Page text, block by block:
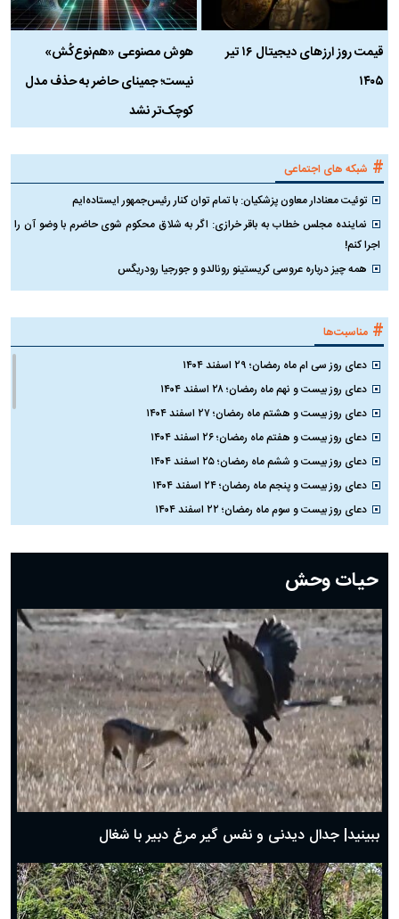
قیمت روز ارز‌های دیجیتال ۱۶ تیر
۱۴۰۵
هوش مصنوعی «هم‌نوع‌کُش»
نیست؛ جمینای حاضر به حذف مدل
کوچک‌تر نشد
# شبکه های اجتماعی
توئیت معنادار معاون پزشکیان: با تمام توان کنار رئیس‌جمهور ایستاده‌ایم
نماینده مجلس خطاب به باقر خرازی: اگر به شلاق محکوم شوی حاضرم با وضو آن را
اجرا کنم!
همه چیز درباره عروسی کریستینو رونالدو و جورجیا رودریگس
# مناسبت‌ها
دعای روز سی ام ماه رمضان؛ ۲۹ اسفند ۱۴۰۴
دعای روز بیست و نهم ماه رمضان؛ ۲۸ اسفند ۱۴۰۴
دعای روز بیست و هشتم ماه رمضان؛ ۲۷ اسفند ۱۴۰۴
دعای روز بیست و هفتم ماه رمضان؛ ۲۶ اسفند ۱۴۰۴
دعای روز بیست و ششم ماه رمضان؛ ۲۵ اسفند ۱۴۰۴
دعای روز بیست و پنجم ماه رمضان؛ ۲۴ اسفند ۱۴۰۴
دعای روز بیست و سوم ماه رمضان؛ ۲۲ اسفند ۱۴۰۴
دعای روز بیستم ماه رمضان؛ ۱۹ اسفند ۱۴۰۴
دعای روز هشتم ماه مبارک رمضان؛ ۷ اسفند ماه ۱۴۰۴
دعای روز هفتم ماه رمضان؛ ۶ اسفند ۱۴۰۴
دعای روز ششم ماه رمضان؛ ۵ اسفند ۱۴۰۴
دعای روز پنجم ماه رمضان؛ ۴ اسفند ۱۴۰۴
دعای روز چهارم ماه مبارک رمضان؛ ۳ اسفند ۱۴۰۴
دعای روز سوم ماه مبارک رمضان؛ ۱۴ اسفند ۱۴۰۴
دعای روز دوم ماه مبارک رمضان ۱ اسفند ماه ۱۴۰۴
دعای روز اول ماه مبارک رمضان، ۳۰ بهمن ۱۴۰۴
حضرت زینب(س) چگونه از دنیا رفت؟
بهترین پیامک تبریک روز پدر ۱۴۰۴؛ جملات زیبا و صمیمانه
حیات وحش
ببینید| جدال دیدنی و نفس گیر مرغ دبیر با شغال